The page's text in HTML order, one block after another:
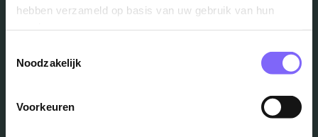
hebben verzameld op basis van uw gebruik van hun
Noodzakelijk
Voorkeuren
Schrijf je in en we houden je op de hoogte